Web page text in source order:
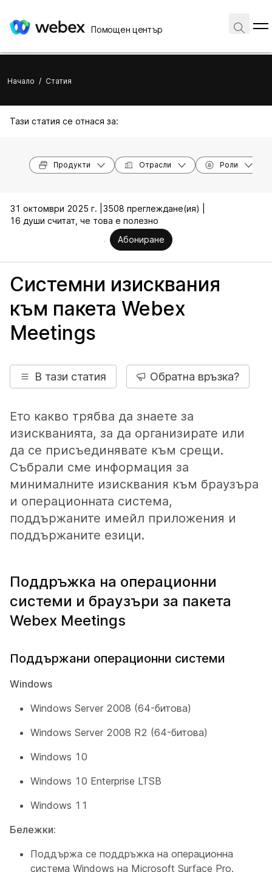
Помощен център
Начало / Статия
Тази статия се отнася за:
Продукти Отрасли Роли
31 октомври 2025 г. | 3508 преглеждане(ия) |
16 души считат, че това е полезно
Абониране
Системни изисквания
към пакета Webex
Meetings
В тази статия Обратна връзка?
Ето какво трябва да знаете за
изискванията, за да организирате или
да се присъединявате към срещи.
Събрали сме информация за
минималните изисквания към браузъра
и операционната система,
поддържаните имейл приложения и
поддържаните езици.
Поддръжка на операционни
системи и браузъри за пакета
Webex Meetings
Поддържани операционни системи
Windows
Windows Server 2008 (64-битова)
Windows Server 2008 R2 (64-битова)
Windows 10
Windows 10 Enterprise LTSB
Windows 11
Бележки:
Поддържа се поддръжка на операционна
система Windows на Microsoft Surface Pro.